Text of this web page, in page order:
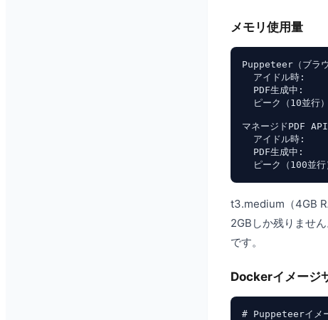
メモリ使用量
Puppeteer（ブラ
アイドル時:
PDF生成中:
ピーク（10並行
マネージドPDF
アイドル時:
PDF生成中:
t3.medium（4GB
2GBしか残りませ
です。
Dockerイメージ
# Puppeteerイメ